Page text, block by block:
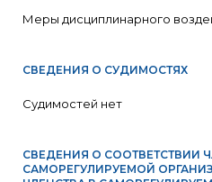
Меры дисциплинарного
СВЕДЕНИЯ О СУДИМОСТЯХ
Судимостей нет
СВЕДЕНИЯ О СООТВЕТСТВИИ
САМОРЕГУЛИРУЕМОЙ